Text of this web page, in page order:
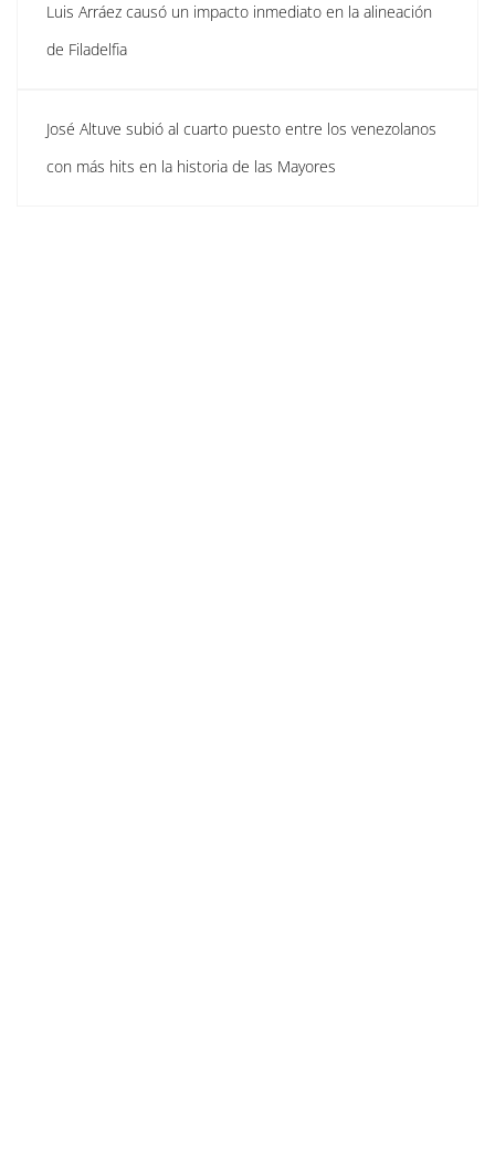
Luis Arráez causó un impacto inmediato en la alineación
de Filadelfia
José Altuve subió al cuarto puesto entre los venezolanos
con más hits en la historia de las Mayores